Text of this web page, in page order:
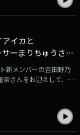
イカと
ーまりちゅうさん
新メンバーの吉田野乃
さんをお迎えして、プ
お話しを伺います！
）エイアイ界隈へのメ